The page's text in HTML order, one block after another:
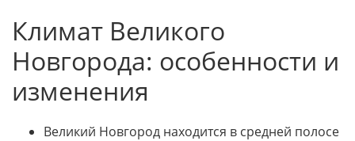
Климат Великого
Новгорода: особенности и
изменения
Великий Новгород находится в средней полосе